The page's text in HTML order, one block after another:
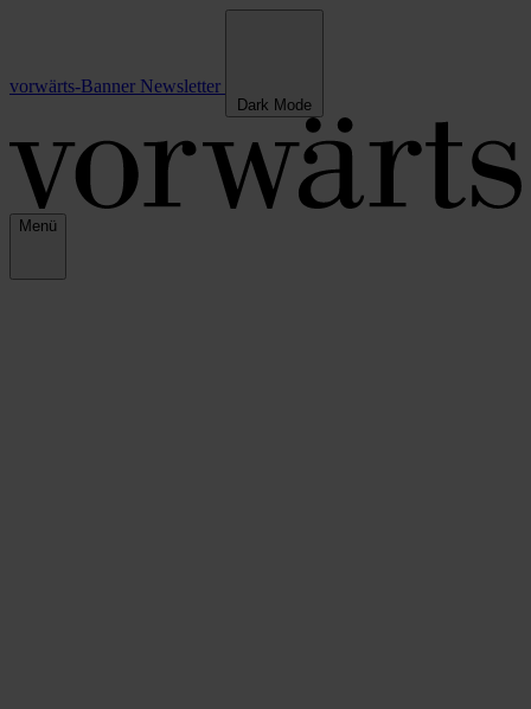
vorwärts-Banner Newsletter
Dark Mode
Menü